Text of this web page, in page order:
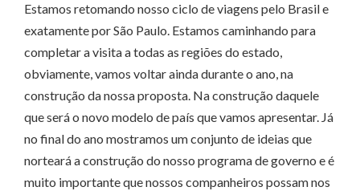
Estamos retomando nosso ciclo de viagens pelo Brasil e
exatamente por São Paulo. Estamos caminhando para
completar a visita a todas as regiões do estado,
obviamente, vamos voltar ainda durante o ano, na
construção da nossa proposta. Na construção daquele
que será o novo modelo de país que vamos apresentar. Já
no final do ano mostramos um conjunto de ideias que
norteará a construção do nosso programa de governo e é
muito importante que nossos companheiros possam nos